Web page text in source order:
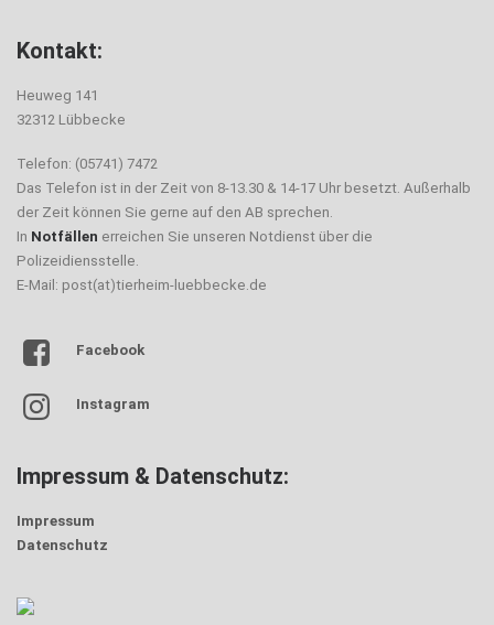
Kontakt:
Heuweg 141
32312 Lübbecke
Telefon: (05741) 7472
Das Telefon ist in der Zeit von 8-13.30 & 14-17 Uhr besetzt. Außerhalb
der Zeit können Sie gerne auf den AB sprechen.
In Notfällen erreichen Sie unseren Notdienst über die
Polizeidiensstelle.
E-Mail: post(at)tierheim-luebbecke.de
Facebook
Instagram
Impressum & Datenschutz:
Impressum
Datenschutz